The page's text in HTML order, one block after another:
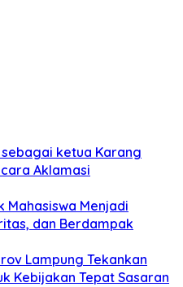
ketua Karang
Aklamasi
Mahasiswa Menjadi
dan Berdampak
Lampung Tekankan
Kebijakan Tepat Sasaran